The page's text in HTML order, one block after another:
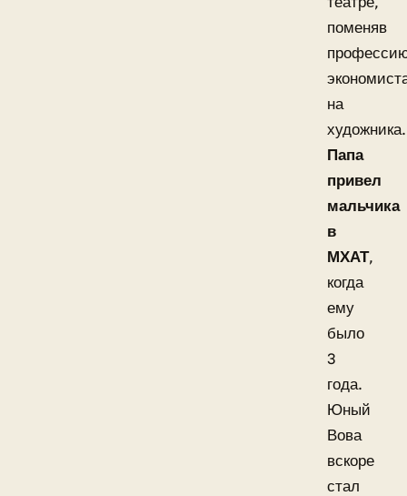
поменяв
на
художника.
Папа
привел
мальчика
в
МХАТ,
когда
ему
было
3
года.
Юный
Вова
вскоре
стал